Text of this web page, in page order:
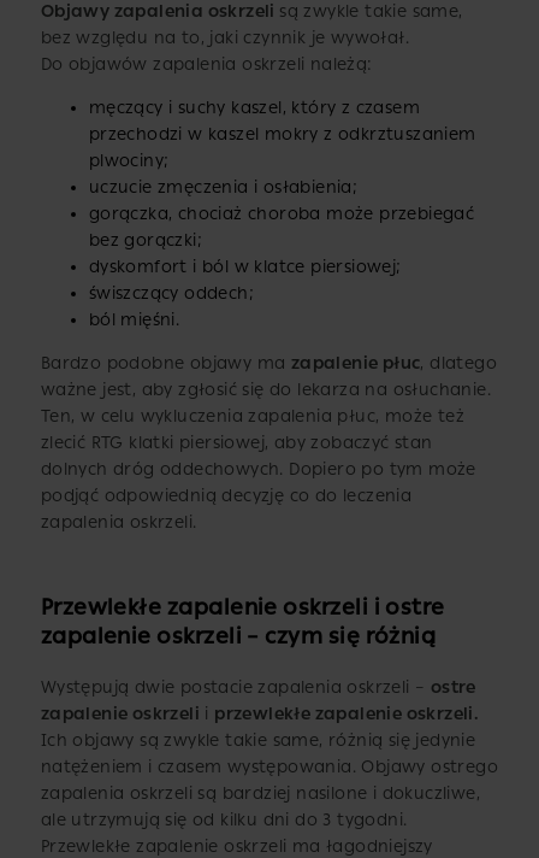
Objawy zapalenia oskrzeli są zwykle takie same,
bez względu na to, jaki czynnik je wywołał.
Do objawów zapalenia oskrzeli należą:
męczący i suchy kaszel, który z czasem
przechodzi w kaszel mokry z odkrztuszaniem
plwociny;
uczucie zmęczenia i osłabienia;
gorączka, chociaż choroba może przebiegać
bez gorączki;
dyskomfort i ból w klatce piersiowej;
świszczący oddech;
ból mięśni.
Bardzo podobne objawy ma zapalenie płuc, dlatego
ważne jest, aby zgłosić się do lekarza na osłuchanie.
Ten, w celu wykluczenia zapalenia płuc, może też
zlecić RTG klatki piersiowej, aby zobaczyć stan
dolnych dróg oddechowych. Dopiero po tym może
podjąć odpowiednią decyzję co do leczenia
zapalenia oskrzeli.
Przewlekłe zapalenie oskrzeli i ostre
zapalenie oskrzeli – czym się różnią
Występują dwie postacie zapalenia oskrzeli – ostre
zapalenie oskrzeli i przewlekłe zapalenie oskrzeli.
Ich objawy są zwykle takie same, różnią się jedynie
natężeniem i czasem występowania. Objawy ostrego
zapalenia oskrzeli są bardziej nasilone i dokuczliwe,
ale utrzymują się od kilku dni do 3 tygodni.
Przewlekłe zapalenie oskrzeli ma łagodniejszy